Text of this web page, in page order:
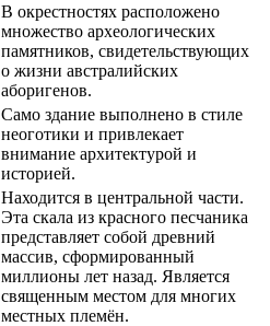
В окрестностях расположено
множество археологических
памятников, свидетельствующих
о жизни австралийских
аборигенов.
Само здание выполнено в стиле
неоготики и привлекает
внимание архитектурой и
историей.
Находится в центральной части.
Эта скала из красного песчаника
представляет собой древний
массив, сформированный
миллионы лет назад. Является
священным местом для многих
местных племён.